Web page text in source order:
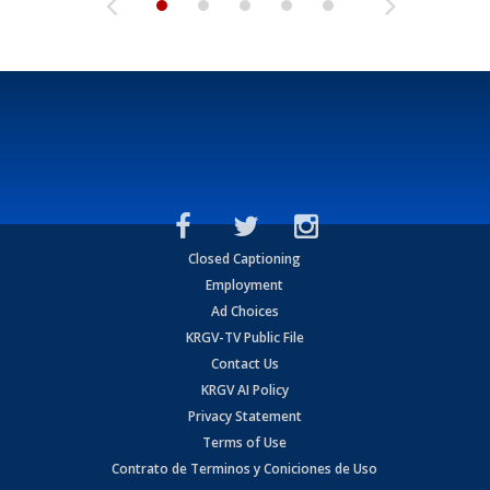
Closed Captioning
Employment
Ad Choices
KRGV-TV Public File
Contact Us
KRGV AI Policy
Privacy Statement
Terms of Use
Contrato de Terminos y Coniciones de Uso